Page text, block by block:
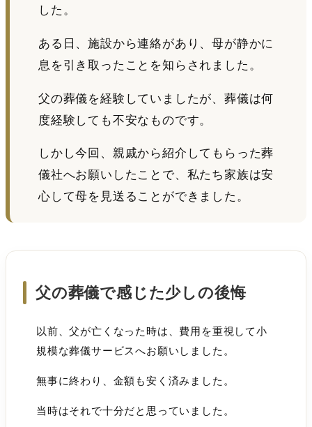
した。
ある日、施設から連絡があり、母が静かに
息を引き取ったことを知らされました。
父の葬儀を経験していましたが、葬儀は何
度経験しても不安なものです。
しかし今回、親戚から紹介してもらった葬
儀社へお願いしたことで、私たち家族は安
心して母を見送ることができました。
父の葬儀で感じた少しの後悔
以前、父が亡くなった時は、費用を重視して小
規模な葬儀サービスへお願いしました。
無事に終わり、金額も安く済みました。
当時はそれで十分だと思っていました。